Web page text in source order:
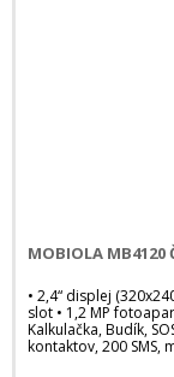
MOBIOLA MB4120
• 2,4“ displej
slot • 1,2 MP
Kalkulačka, Budík,
kontaktov, 200 SMS,